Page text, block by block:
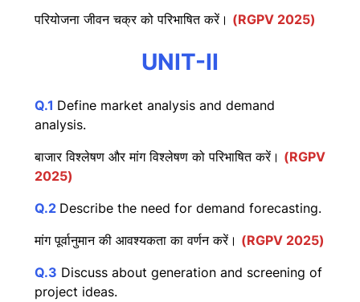
परियोजना जीवन चक्र को परिभाषित करें। (RGPV 2025)
UNIT-II
Q.1 Define market analysis and demand
analysis.
बाजार विश्लेषण और मांग विश्लेषण को परिभाषित करें। (RGPV
2025)
Q.2 Describe the need for demand forecasting.
मांग पूर्वानुमान की आवश्यकता का वर्णन करें। (RGPV 2025)
Q.3 Discuss about generation and screening of
project ideas.